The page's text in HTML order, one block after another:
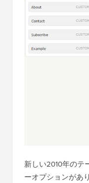
新しい2010年のテ
ーオプションがあ